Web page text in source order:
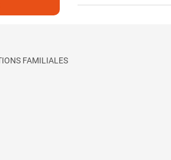
FAMILIALES